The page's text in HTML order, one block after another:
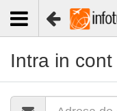
Intra in cont